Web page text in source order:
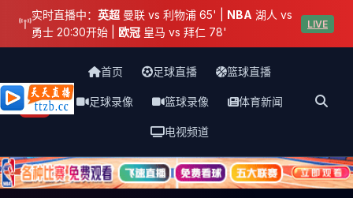
实时直播中： 英超 曼联 vs 利物浦 65' | NBA 湖人 vs
勇士 20:30开始 | 欧冠 皇马 vs 拜仁 78'
LIVE
天天直播网
首页 足球直播 篮球直播
足球录像 篮球录像 体育新闻
电视频道